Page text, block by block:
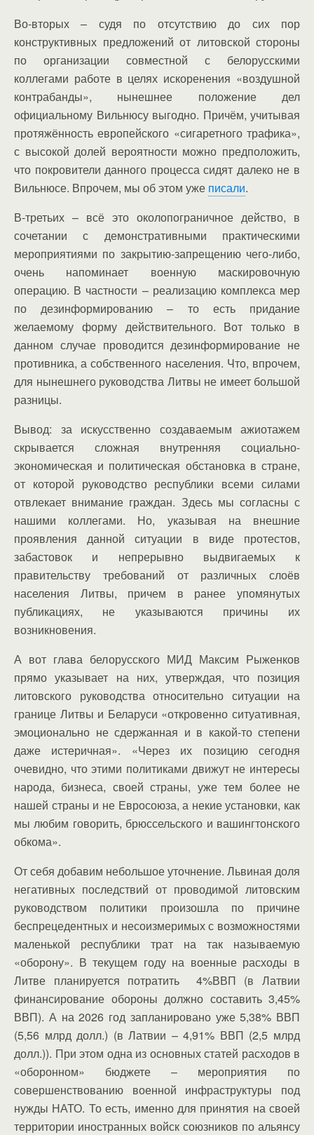
Во-вторых – судя по отсутствию до сих пор
конструктивных предложений от литовской стороны
по организации совместной с белорусскими
коллегами работе в целях искоренения «воздушной
контрабанды», нынешнее положение дел
официальному Вильнюсу выгодно. Причём, учитывая
протяжённость европейского «сигаретного трафика»,
с высокой долей вероятности можно предположить,
что покровители данного процесса сидят далеко не в
Вильнюсе. Впрочем, мы об этом уже писали.
В-третьих – всё это околопограничное действо, в
сочетании с демонстративными практическими
мероприятиями по закрытию-запрещению чего-либо,
очень напоминает военную маскировочную
операцию. В частности – реализацию комплекса мер
по дезинформированию – то есть придание
желаемому форму действительного. Вот только в
данном случае проводится дезинформирование не
противника, а собственного населения. Что, впрочем,
для нынешнего руководства Литвы не имеет большой
разницы.
Вывод: за искусственно создаваемым ажиотажем
скрывается сложная внутренняя социально-
экономическая и политическая обстановка в стране,
от которой руководство республики всеми силами
отвлекает внимание граждан. Здесь мы согласны с
нашими коллегами. Но, указывая на внешние
проявления данной ситуации в виде протестов,
забастовок и непрерывно выдвигаемых к
правительству требований от различных слоёв
населения Литвы, причем в ранее упомянутых
публикациях, не указываются причины их
возникновения.
А вот глава белорусского МИД Максим Рыженков
прямо указывает на них, утверждая, что позиция
литовского руководства относительно ситуации на
границе Литвы и Беларуси «откровенно ситуативная,
эмоционально не сдержанная и в какой-то степени
даже истеричная». «Через их позицию сегодня
очевидно, что этими политиками движут не интересы
народа, бизнеса, своей страны, уже тем более не
нашей страны и не Евросоюза, а некие установки, как
мы любим говорить, брюссельского и вашингтонского
обкома».
От себя добавим небольшое уточнение. Львиная доля
негативных последствий от проводимой литовским
руководством политики произошла по причине
беспрецедентных и несоизмеримых с возможностями
маленькой республики трат на так называемую
«оборону». В текущем году на военные расходы в
Литве планируется потратить 4%ВВП (в Латвии
финансирование обороны должно составить 3,45%
ВВП). А на 2026 год запланировано уже 5,38% ВВП
(5,56 млрд долл.) (в Латвии – 4,91% ВВП (2,5 млрд
долл.)). При этом одна из основных статей расходов в
«оборонном» бюджете – мероприятия по
совершенствованию военной инфраструктуры под
нужды НАТО. То есть, именно для принятия на своей
территории иностранных войск союзников по альянсу